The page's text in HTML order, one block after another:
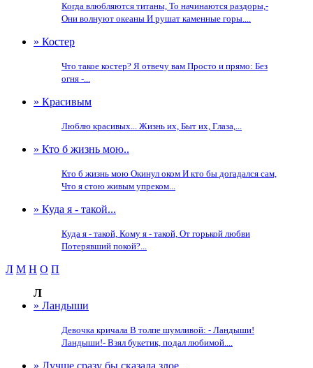
Когда влюбляются титаны, То начинаются раздоры,-
Они волнуют океаны И рушат каменные горы....
» Костер
Что такое костер? Я отвечу вам Просто и прямо: Без
огня -...
» Красивым
Люблю красивых... Жизнь их, Быт их, Глаза,...
» Кто б жизнь мою..
Кто б жизнь мою Окинул оком И кто бы догадался сам,
Что я стою живым упреком...
» Куда я - такой...
Куда я - такой, Кому я - такой, От горькой любви
Потерявший покой?...
Л М Н О П
Л
» Ландыши
Девочка кричала В толпе шумливой: - Ландыши!
Ландыши!- Взял букетик, подал любимой....
» Лучше сразу бы сказала злое...